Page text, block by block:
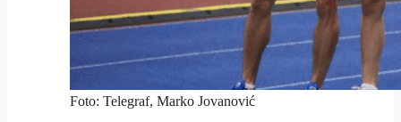
Foto: Telegraf, Marko Jovanović